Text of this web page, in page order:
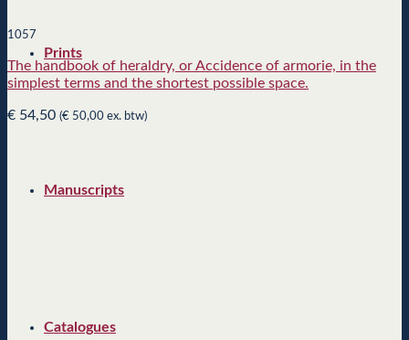
Prints
Manuscripts
Catalogues
1057
The handbook of heraldry, or Accidence of armorie, in the
simplest terms and the shortest possible space.
€ 54,50 (€ 50,00 ex. btw)